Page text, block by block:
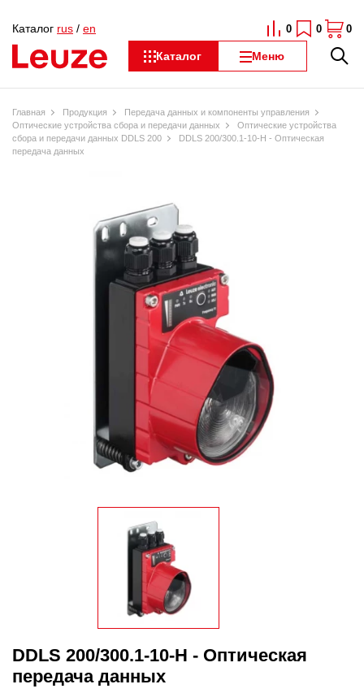
Каталог Меню
Каталог rus / en 0 0 0
Главная Продукция
Передача данных и компоненты управления
Оптические устройства сбора и передачи данных
Оптические устройства
сбора и передачи данных DDLS 200
DDLS 200/300.1-10-H - Оптическая
передача данных
DDLS 200/300.1-10-H - Оптическая
передача данных